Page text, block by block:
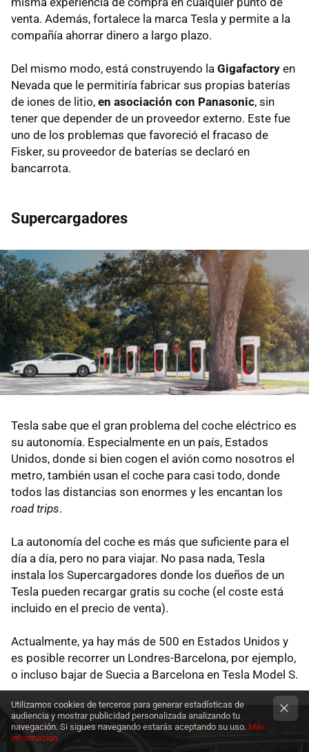
venta. Además, fortalece la marca Tesla y permite a la
compañía ahorrar dinero a largo plazo.
Del mismo modo, está construyendo la Gigafactory en
Nevada que le permitiría fabricar sus propias baterías
de iones de litio, en asociación con Panasonic, sin
tener que depender de un proveedor externo. Este fue
uno de los problemas que favoreció el fracaso de
Fisker, su proveedor de baterías se declaró en
bancarrota.
Supercargadores
Tesla sabe que el gran problema del coche eléctrico es
su autonomía. Especialmente en un país, Estados
Unidos, donde si bien cogen el avión como nosotros el
metro, también usan el coche para casi todo, donde
todos las distancias son enormes y les encantan los
road trips.
La autonomía del coche es más que suficiente para el
día a día, pero no para viajar. No pasa nada, Tesla
instala los Supercargadores donde los dueños de un
Tesla pueden recargar gratis su coche (el coste está
incluido en el precio de venta).
Actualmente, ya hay más de 500 en Estados Unidos y
es posible recorrer un Londres-Barcelona, por ejemplo,
o incluso bajar de Suecia a Barcelona en Tesla Model S.
Utilizamos cookies de terceros para generar estadísticas de
audiencia y mostrar publicidad personalizada analizando tu
navegación. Si sigues navegando estarás aceptando su uso. Más
información